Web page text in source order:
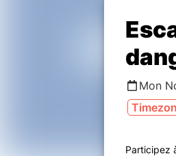
Mon
Participez